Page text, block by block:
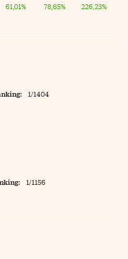
61,01% 78,65% 226,23%
1/1404
1/1156